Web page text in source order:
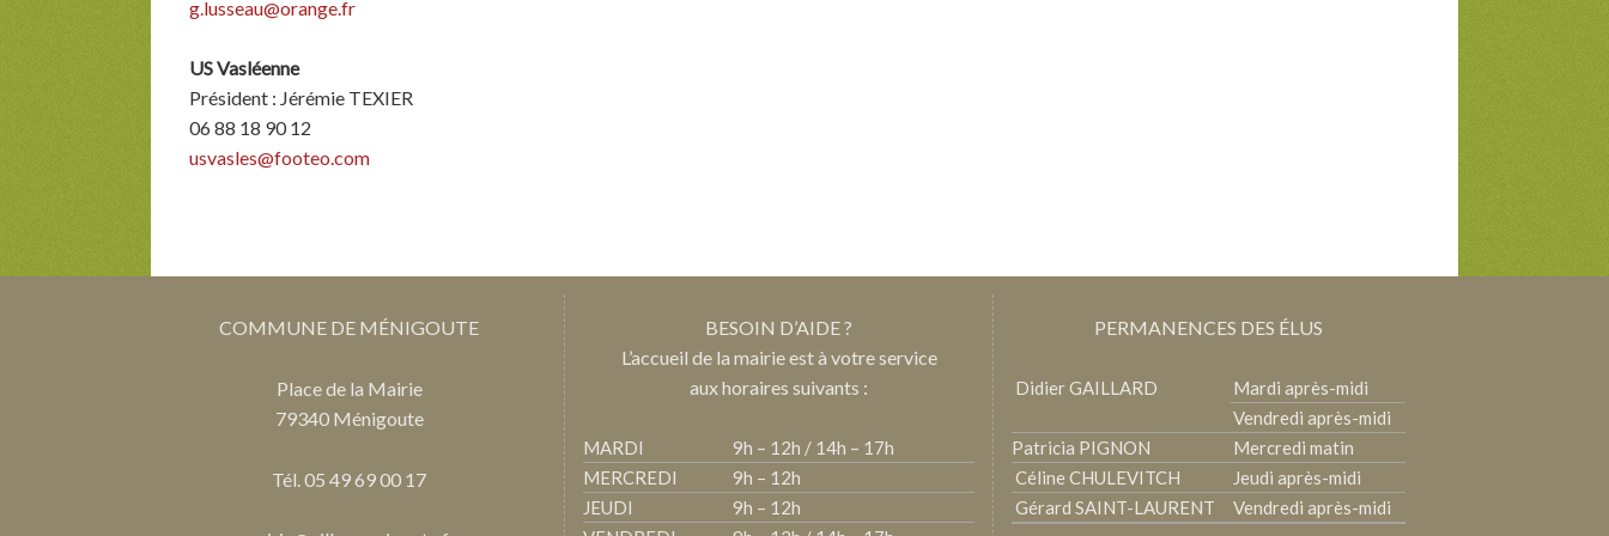
g.lusseau@orange.fr
US Vasléenne
Président : Jérémie TEXIER
06 88 18 90 12
usvasles@footeo.com
COMMUNE DE MÉNIGOUTE
Place de la Mairie
79340 Ménigoute
Tél. 05 49 69 00 17
BESOIN D’AIDE ?
L’accueil de la mairie est à votre service
aux horaires suivants :
MARDI
9h – 12h / 14h – 17h
MERCREDI
9h – 12h
JEUDI
9h – 12h
PERMANENCES DES ÉLUS
Didier GAILLARD
Mardi après-midi
Vendredi après-midi
Patricia PIGNON
Mercredi matin
Céline CHULEVITCH
Jeudi après-midi
Gérard SAINT-LAURENT
Vendredi après-midi